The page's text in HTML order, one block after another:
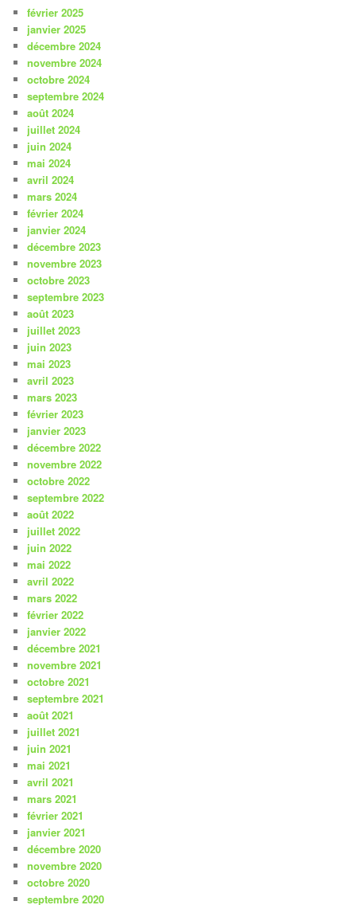
février 2025
janvier 2025
décembre 2024
novembre 2024
octobre 2024
septembre 2024
août 2024
juillet 2024
juin 2024
mai 2024
avril 2024
mars 2024
février 2024
janvier 2024
décembre 2023
novembre 2023
octobre 2023
septembre 2023
août 2023
juillet 2023
juin 2023
mai 2023
avril 2023
mars 2023
février 2023
janvier 2023
décembre 2022
novembre 2022
octobre 2022
septembre 2022
août 2022
juillet 2022
juin 2022
mai 2022
avril 2022
mars 2022
février 2022
janvier 2022
décembre 2021
novembre 2021
octobre 2021
septembre 2021
août 2021
juillet 2021
juin 2021
mai 2021
avril 2021
mars 2021
février 2021
janvier 2021
décembre 2020
novembre 2020
octobre 2020
septembre 2020